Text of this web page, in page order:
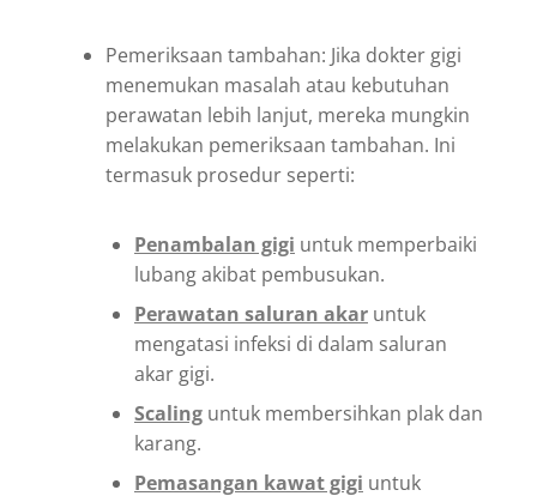
Pemeriksaan tambahan: Jika dokter gigi
menemukan masalah atau kebutuhan
perawatan lebih lanjut, mereka mungkin
melakukan pemeriksaan tambahan. Ini
termasuk prosedur seperti:
Penambalan gigi untuk memperbaiki
lubang akibat pembusukan.
Perawatan saluran akar untuk
mengatasi infeksi di dalam saluran
akar gigi.
Scaling untuk membersihkan plak dan
karang.
Pemasangan kawat gigi untuk